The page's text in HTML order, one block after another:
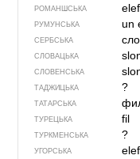
РОМАНШСЬКА
РУМУНСЬКА un
СЕРБСЬКА
СЛОВАЦЬКА
СЛОВЕНСЬКА
ТАДЖИЦЬКА ?
ТАТАРСЬКА
ТУРЕЦЬКА fil
ТУРКМЕНСЬКА ?
УГОРСЬКА